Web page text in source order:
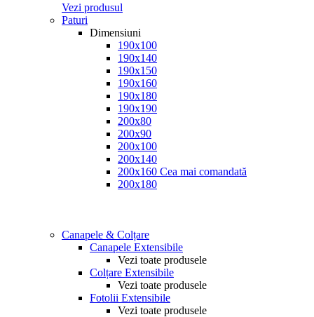
Vezi produsul
Paturi
Dimensiuni
190x100
190x140
190x150
190x160
190x180
190x190
200x80
200x90
200x100
200x140
200x160 Cea mai comandată
200x180
Canapele & Colțare
Canapele Extensibile
Vezi toate produsele
Colțare Extensibile
Vezi toate produsele
Fotolii Extensibile
Vezi toate produsele